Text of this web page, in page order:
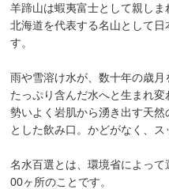
羊蹄山は蝦夷富士として親しま
北海道を代表する名山として
す。
雨や雪溶け水が、数十年の歳
たっぷり含んだ水へと生まれ変
勢いよく岩肌から湧き出す天
とした飲み口。かどがなく、ス
名水百選とは、環境省によっ
00ヶ所のことです。